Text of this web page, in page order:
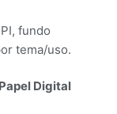
fundo
tema/uso.
Digital